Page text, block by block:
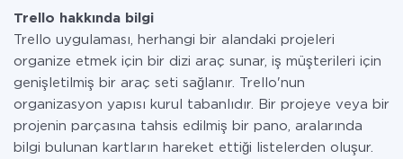
Trello hakkında bilgi
Trello uygulaması, herhangi bir alandaki projeleri
organize etmek için bir dizi araç sunar, iş müşterileri için
genişletilmiş bir araç seti sağlanır. Trello'nun
organizasyon yapısı kurul tabanlıdır. Bir projeye veya bir
projenin parçasına tahsis edilmiş bir pano, aralarında
bilgi bulunan kartların hareket ettiği listelerden oluşur.